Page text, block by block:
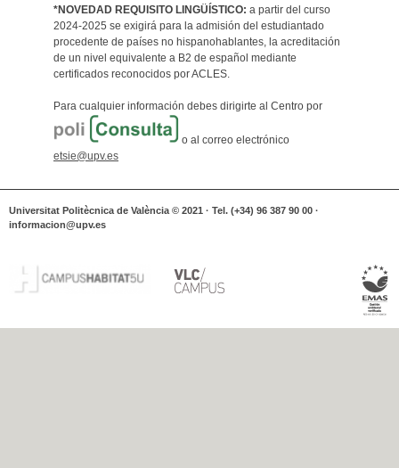
*NOVEDAD REQUISITO LINGÜÍSTICO: a partir del curso
2024-2025 se exigirá para la admisión del estudiantado
procedente de países no hispanohablantes, la acreditación
de un nivel equivalente a B2 de español mediante
certificados reconocidos por ACLES.
Para cualquier información debes dirigirte al Centro por
o al correo electrónico
etsie@upv.es
Universitat Politècnica de València © 2021 · Tel. (+34) 96 387 90 00 ·
informacion@upv.es